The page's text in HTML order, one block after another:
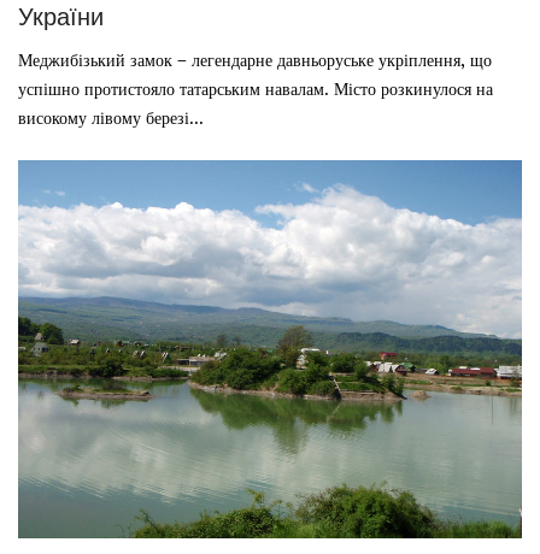
України
Меджибізький замок – легендарне давньоруське укріплення, що
успішно протистояло татарським навалам. Місто розкинулося на
високому лівому березі...